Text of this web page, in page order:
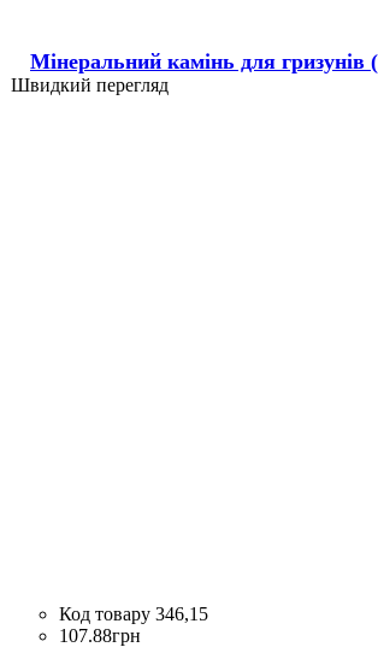
Мінеральний камінь для
Швидкий перегляд
346,15
107.88грн